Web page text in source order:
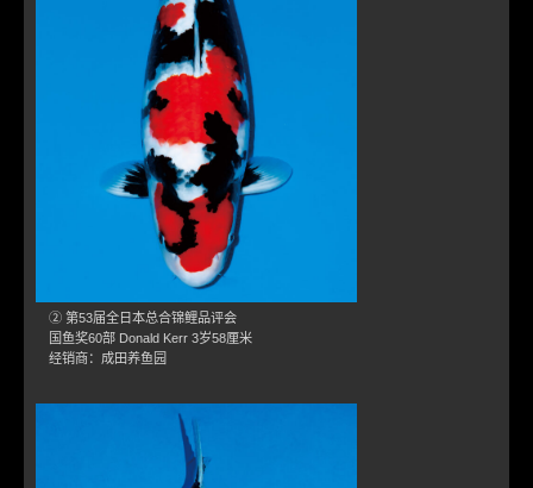
② 第53届全日本总合锦鲤品评会
国鱼奖60部 Donald Kerr 3岁58厘米
经销商：成田养鱼园